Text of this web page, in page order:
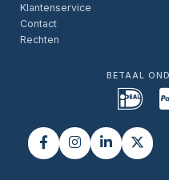
Klantenservice
Contact
Rechten
BETAAL